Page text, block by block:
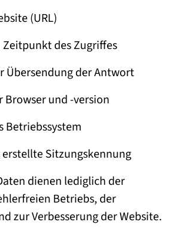
(URL)
des Zugriffes
Übersendung der Antwort
Browser und -version
Betriebssystem
Sitzungskennung
dienen lediglich der
Betriebs, der
zur Verbesserung der Website.